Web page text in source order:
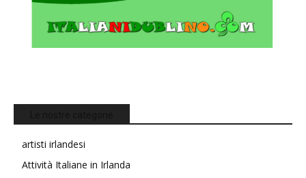
artisti irlandesi
Attività Italiane in Irlanda